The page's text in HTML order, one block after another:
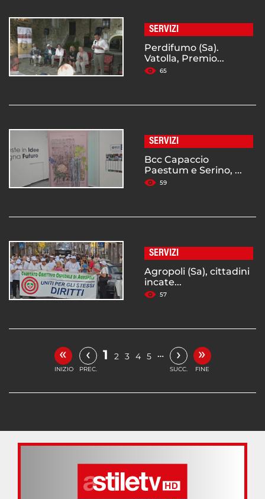
SERVIZI
Perdifumo (Sa).
Vatolla, Premio...
65
SERVIZI
Bcc Capaccio
Paestum e Serino, ...
59
SERVIZI
Agropoli (Sa), cittadini
incate...
57
«
INIZIO
‹
PREC.
1 2 3 4 5 … ›
SUCC.
»
FINE